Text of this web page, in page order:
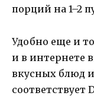
порций на 1–2
Удобно еще и
и в интернете
вкусных блюд
соответствует